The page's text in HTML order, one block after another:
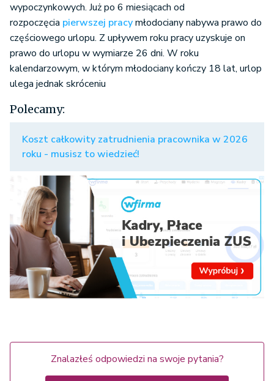
wypoczynkowych. Już po 6 miesiącach od
rozpoczęcia pierwszej pracymłodociany nabywa prawo do
częściowego urlopu. Z upływem roku pracy uzyskuje on
prawo do urlopu w wymiarze 26 dni. W roku
kalendarzowym, w którym młodociany kończy 18 lat, urlop
ulega jednak skróceniu
Polecamy:
Koszt całkowity zatrudnienia pracownika w 2026
roku - musisz to wiedzieć!
Znalazłeś odpowiedzi na swoje pytania?